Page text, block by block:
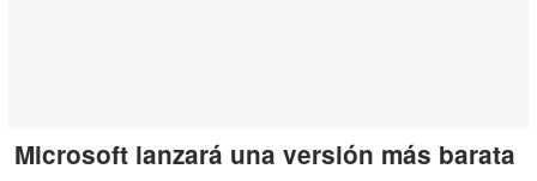
Microsoft lanzará una versión más barata